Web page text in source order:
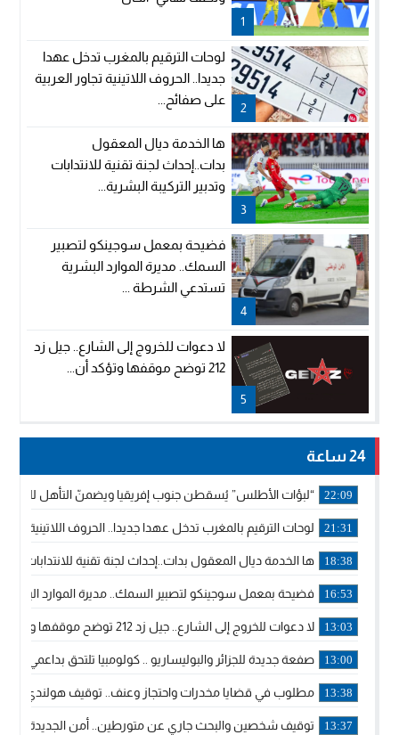
1
2
لوحات الترقيم بالمغرب تدخل عهدا
جديدا.. الحروف اللاتينية تجاور العربية
على صفائح...
3
ها الخدمة ديال المعقول
بدات..إحداث لجنة تقنية للانتدابات
وتدبير التركيبة البشرية...
4
فضيحة بمعمل سوجينكو لتصبير
السمك.. مديرة الموارد البشرية
تستدعي الشرطة ...
5
لا دعوات للخروج إلى الشارع.. جيل زد
212 توضح موقفها وتؤكد أن...
24 ساعة
22:09 “لبؤات الأطلس” يُسقطن جنوب إفريقيا ويضمنّ التأهل
21:31 لوحات الترقيم بالمغرب تدخل عهدا جديدا.. الحروف اللاتينية
18:38 ها الخدمة ديال المعقول بدات..إحداث لجنة تقنية للانتدابات
16:53 فضيحة بمعمل سوجينكو لتصبير السمك.. مديرة الموارد
13:03 لا دعوات للخروج إلى الشارع.. جيل زد 212 توضح موقفها وتؤكد أن المنشورات المنسوبة إليها لا تمثل موقفها الرسمي.
13:00 صفعة جديدة للجزائر والبوليساريو .. كولومبيا تلتحق بداعمي
13:38 مطلوب في قضايا مخدرات واحتجاز وعنف.. توقيف هولندي
13:37 توقيف شخصين والبحث جاري عن متورطين.. أمن الجديدة يفك